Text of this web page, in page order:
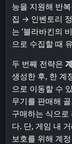
능을 지원해 반
집 → 인벤토리
는 ‘블라바킨의
으로 수집할 때
두 번째 전략은
생성한 후, 한 계
으로 이동할 수
무기를 판매해
구매하는 식으
다. 단, 게임 내
보호를 위해 계